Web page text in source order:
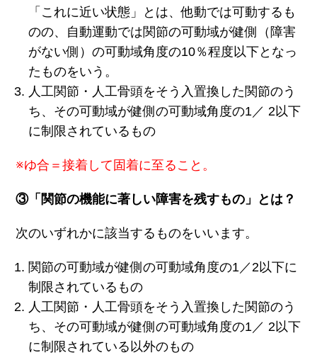
「これに近い状態」とは、他動では可動するも
のの、自動運動では関節の可動域が健側（障害
がない側）の可動域角度の10％程度以下となっ
たものをいう。
人工関節・人工骨頭をそう入置換した関節のう
ち、その可動域が健側の可動域角度の1／ 2以下
に制限されているもの
※ゆ合＝接着して固着に至ること。
③「関節の機能に著しい障害を残すもの」とは？
次のいずれかに該当するものをいいます。
関節の可動域が健側の可動域角度の1／2以下に
制限されているもの
人工関節・人工骨頭をそう入置換した関節のう
ち、その可動域が健側の可動域角度の1／ 2以下
に制限されている以外のもの